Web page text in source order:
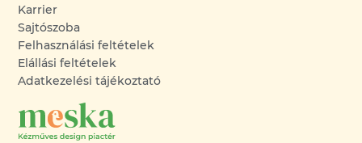
Karrier
Sajtószoba
Felhasználási feltételek
Elállási feltételek
Adatkezelési tájékoztató